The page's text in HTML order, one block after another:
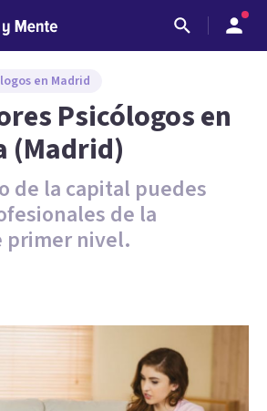
en Madrid
Psicólogos en
(Madrid)
de la capital puedes
de la
primer nivel.